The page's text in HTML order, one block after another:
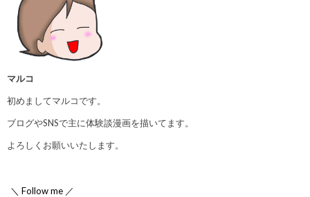
マルコ
初めましてマルコです。
ブログやSNSで主に体験談漫画を描いてます。
よろしくお願いいたします。
＼ Follow me ／